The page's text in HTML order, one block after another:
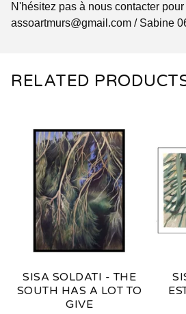
N'hésitez pas à nous contacter
assoartmurs@gmail.com / Sabine
RELATED
SISA SOLDATI - THE
SOUTH HAS A LOT TO
GIVE